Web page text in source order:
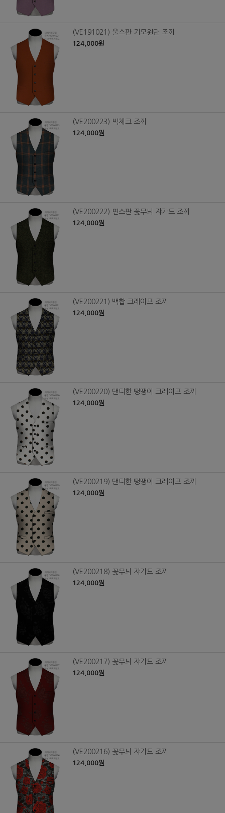
(VE191021) 울스판 기모원단 조끼
124,000원
(VE200223) 빅체크 조끼
124,000원
(VE200222) 면스판 꽃무늬 쟈가드 조끼
124,000원
(VE200221) 백합 크레이프 조끼
124,000원
(VE200220) 댄디한 땡땡이 크레이프 조끼
124,000원
(VE200219) 댄디한 땡땡이 크레이프 조끼
124,000원
(VE200218) 꽃무늬 쟈가드 조끼
124,000원
(VE200217) 꽃무늬 쟈가드 조끼
124,000원
(VE200216) 꽃무늬 쟈가드 조끼
124,000원